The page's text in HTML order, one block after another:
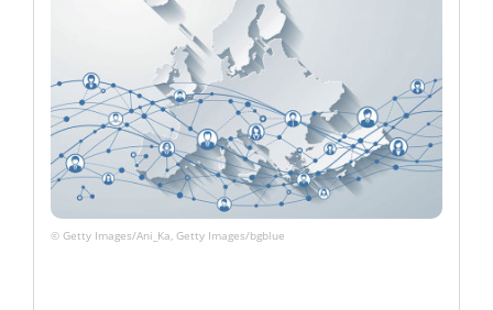
© Getty Images/Ani_Ka, Getty Images/bgblue